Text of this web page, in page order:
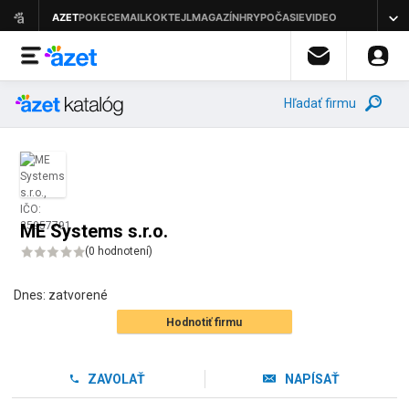
Hľadať firmu
ME Systems s.r.o.
(0 hodnotení)
Dnes: zatvorené
Hodnotiť firmu
ZAVOLAŤ NAPÍSAŤ